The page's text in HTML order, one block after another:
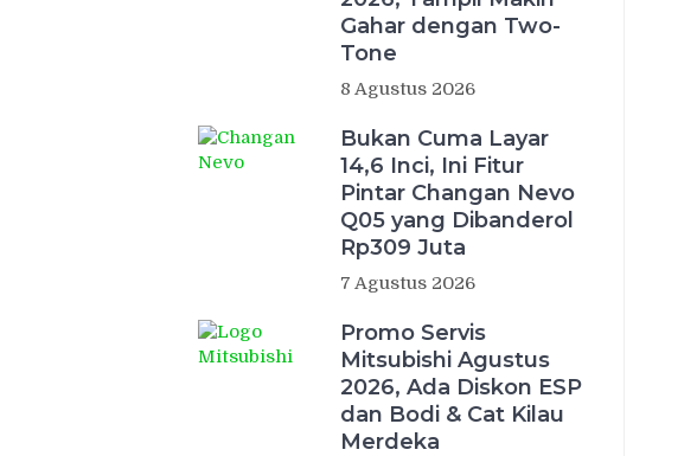
Gahar dengan Two-
Tone
8 Agustus 2026
Bukan Cuma Layar
14,6 Inci, Ini Fitur
Pintar Changan Nevo
Q05 yang Dibanderol
Rp309 Juta
7 Agustus 2026
Promo Servis
Mitsubishi Agustus
2026, Ada Diskon ESP
dan Bodi & Cat Kilau
Merdeka